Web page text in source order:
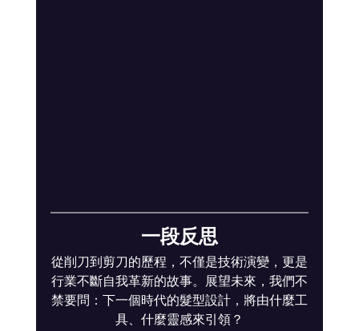
一段反思
從削刀到剪刀的歷程，不僅是技術演變，更是
行業不斷自我革新的故事。展望未來，我們不
禁要問：下一個時代的髮型設計，將由什麼工
具、什麼靈感來引領？